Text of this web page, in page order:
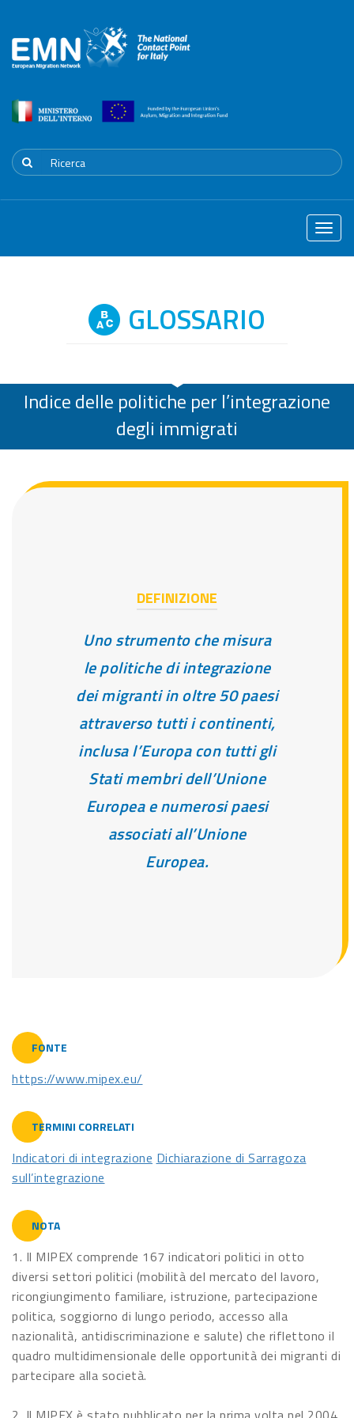
Toggle
GLOSSARIO
Indice delle politiche per l’integrazione
degli immigrati
DEFINIZIONE
Uno strumento che misura
le politiche di integrazione
dei migranti in oltre 50 paesi
attraverso tutti i continenti,
inclusa l’Europa con tutti gli
Stati membri dell’Unione
Europea e numerosi paesi
associati all’Unione
Europea.
FONTE
https://www.mipex.eu/
TERMINI CORRELATI
Indicatori di integrazione Dichiarazione di Sarragoza
sull’integrazione
NOTA
1. Il MIPEX comprende 167 indicatori politici in otto
diversi settori politici (mobilità del mercato del lavoro,
ricongiungimento familiare, istruzione, partecipazione
politica, soggiorno di lungo periodo, accesso alla
nazionalità, antidiscriminazione e salute) che riflettono il
quadro multidimensionale delle opportunità dei migranti di
partecipare alla società.